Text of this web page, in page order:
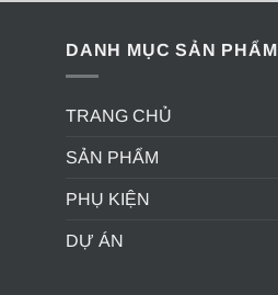
DANH MỤC SẢN PHẨM
TRANG CHỦ
SẢN PHẨM
PHỤ KIỆN
DỰ ÁN